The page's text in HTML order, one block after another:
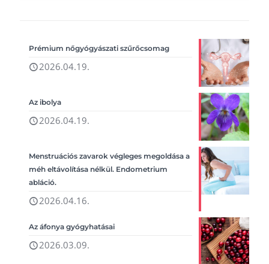
Prémium nőgyógyászati szűrőcsomag
2026.04.19.
Az ibolya
2026.04.19.
Menstruációs zavarok végleges megoldása a
méh eltávolítása nélkül. Endometrium
abláció.
2026.04.16.
Az áfonya gyógyhatásai
2026.03.09.